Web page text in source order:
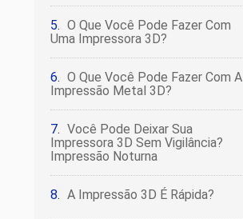
O Que Você Pode Fazer Com
Uma Impressora 3D?
O Que Você Pode Fazer Com A
Impressão Metal 3D?
Você Pode Deixar Sua
Impressora 3D Sem Vigilância?
Impressão Noturna
A Impressão 3D É Rápida?